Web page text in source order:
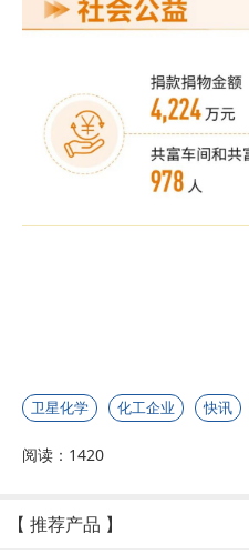
卫星化学 化工企业 快讯
阅读：1420
【 推荐产品 】